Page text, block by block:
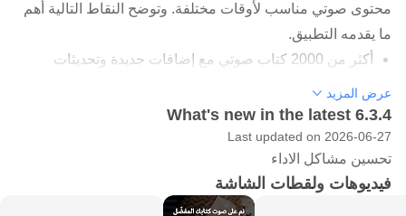
محتوى صوتي مناسب لأوقات مختلفة. وتوضح النقاط التالية أهم
ما يقدمه التطبيق.
أكثر من 2000 كتاب صوتي مع إضافات جديدة وتحديثات
مستمرة.
روايات مسموعة وكتب عربية ومترجمة وبودكاست وملخصات
وقصص للأطفال.
أداء صوتي عربي احترافي مع إنتاج درامي في بعض العناوين.
إمكانية تحميل الكتب للاستماع دون إنترنت أثناء السفر أو
عرض المزيد
What's new in the latest 6.3.4
Last updated on 2026-06-27
تحسين مشاكل الاداء
فيديوهات ولقطات الشاشة